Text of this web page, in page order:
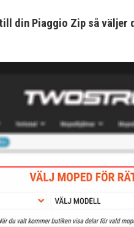
När du valt kommer
din Piaggio Zip så väljer